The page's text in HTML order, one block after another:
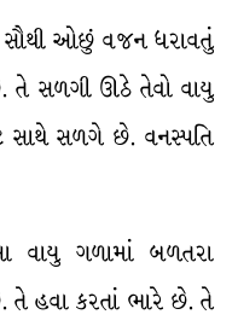
સૌથી ઓછું વજન ધરાવતું
તે સળગી ઊઠે તેવો વાયુ
સાથે સળગે છે. વનસ્પતિ
ગળામાં બળતરા
તે હવા કરતાં ભારે છે. તે